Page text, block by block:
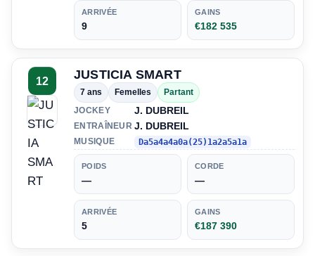
ARRIVÉE
9
GAINS
€182 535
12 JUSTICIA SMART
7 ans Femelles
Partant
JOCKEY
J. DUBREIL
ENTRAÎNEUR J. DUBREIL
MUSIQUE Da5a4a4a0a(25)1a2a5a1a
POIDS
—
CORDE
—
ARRIVÉE
5
GAINS
€187 390